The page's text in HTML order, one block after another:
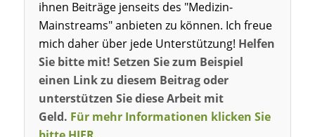
ihnen Beiträge jenseits des "Medizin-
Mainstreams" anbieten zu können. Ich freue
mich daher über jede Unterstützung! Helfen
Sie bitte mit! Setzen Sie zum Beispiel
einen Link zu diesem Beitrag oder
unterstützen Sie diese Arbeit mit
Geld. Für mehr Informationen klicken Sie